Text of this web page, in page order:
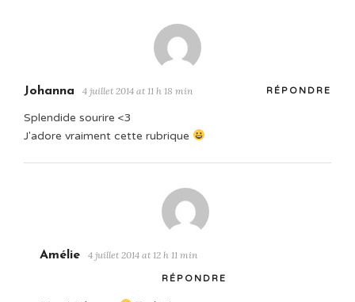
Johanna 4 juillet 2014 at 11 h 18 min RÉPONDRE
Splendide sourire <3
J'adore vraiment cette rubrique
Amélie 4 juillet 2014 at 12 h 11 min
RÉPONDRE